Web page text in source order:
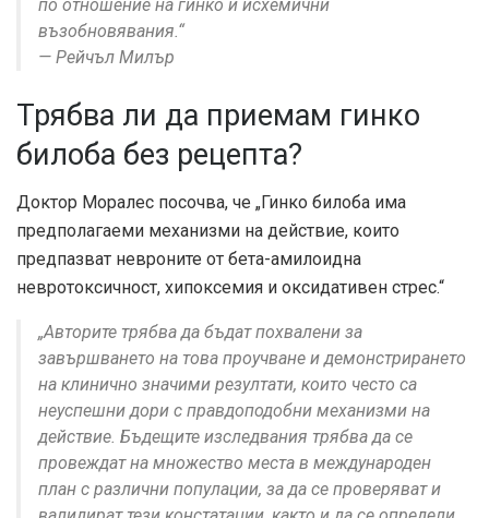
по отношение на гинко и исхемични
възобновявания.“
— Рейчъл Милър
Трябва ли да приемам гинко
билоба без рецепта?
Доктор Моралес посочва, че „Гинко билоба има
предполагаеми механизми на действие, които
предпазват невроните от бета-амилоидна
невротоксичност, хипоксемия и оксидативен стрес.“
„Авторите трябва да бъдат похвалени за
завършването на това проучване и демонстрирането
на клинично значими резултати, които често са
неуспешни дори с правдоподобни механизми на
действие. Бъдещите изследвания трябва да се
провеждат на множество места в международен
план с различни популации, за да се проверяват и